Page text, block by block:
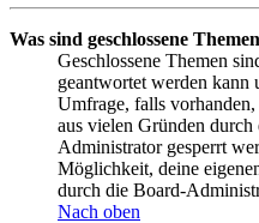
Was sind geschlossene
Geschlossene Themen
geantwortet werden kann
Umfrage, falls
aus vielen Gründen
Administrator gesperrt
Möglichkeit, deine
durch die Board-
Nach oben